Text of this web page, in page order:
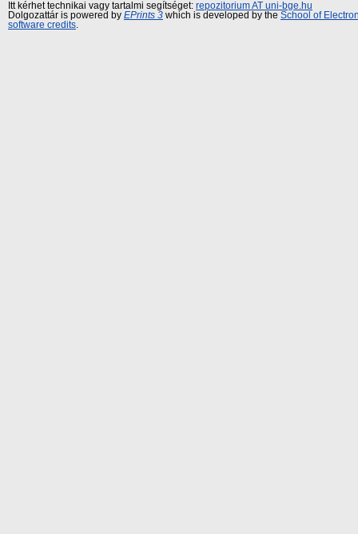
Itt kérhet technikai vagy tartalmi segítséget: repozitorium AT uni-bge.hu
Dolgozattár is powered by EPrints 3 which is developed by the School of
software credits